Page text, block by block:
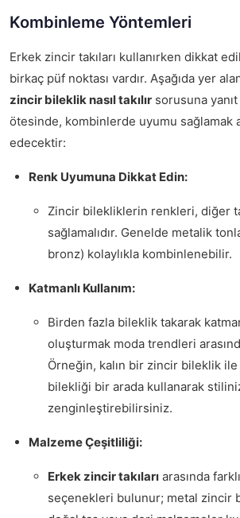
Kombinleme Yöntemleri
Erkek zincir takıları kullanırken dikkat
birkaç püf noktası vardır. Aşağıda yer
zincir bileklik nasıl takılır sorusuna
ötesinde, kombinlerde uyumu sağlamak
edecektir:
Renk Uyumuna Dikkat Edin:
Zincir bilekliklerin renkleri, diğer
sağlamalıdır. Genelde metalik
bronz) kolaylıkla kombinlenebilir.
Katmanlı Kullanım:
Birden fazla bileklik takarak
oluşturmak moda trendleri
Örneğin, kalın bir zincir bileklik
bilekliği bir arada kullanarak
zenginleştirebilirsiniz.
Malzeme Çeşitliliği:
Erkek zincir takıları arasında
seçenekleri bulunur; metal zincir